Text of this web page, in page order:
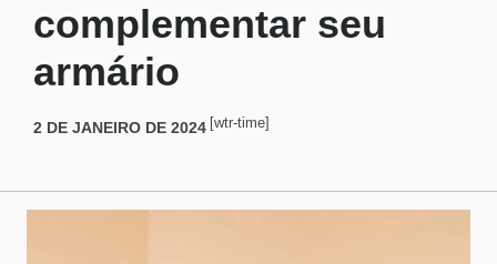
complementar seu
armário
2 DE JANEIRO DE 2024 [wtr-time]